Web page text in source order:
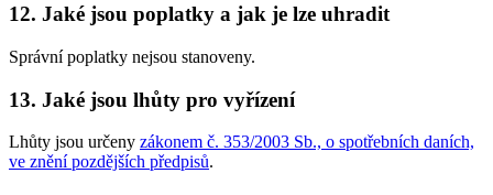
12. Jaké jsou poplatky a jak je lze uhradit
Správní poplatky nejsou stanoveny.
13. Jaké jsou lhůty pro vyřízení
Lhůty jsou určeny zákonem č. 353/2003 Sb., o spotřebních daních,
ve znění pozdějších předpisů.